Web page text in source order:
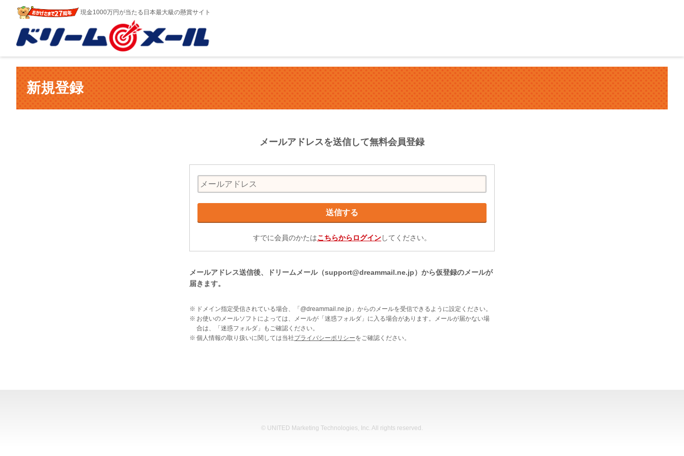
現金1000万円が当たる日本最大級の懸賞サイト
新規登録
メールアドレスを送信して無料会員登録
すでに会員のかたはこちらからログインしてください。
メールアドレス送信後、ドリームメール（support@dreammail.ne.jp）から仮登録のメールが
届きます。
ドメイン指定受信されている場合、「@dreammail.ne.jp」からのメールを受信できるように設定ください。
お使いのメールソフトによっては、メールが「迷惑フォルダ」に入る場合があります。メールが届かない場
合は、「迷惑フォルダ」もご確認ください。
個人情報の取り扱いに関しては当社プライバシーポリシーをご確認ください。
© UNITED Marketing Technologies, Inc. All rights reserved.